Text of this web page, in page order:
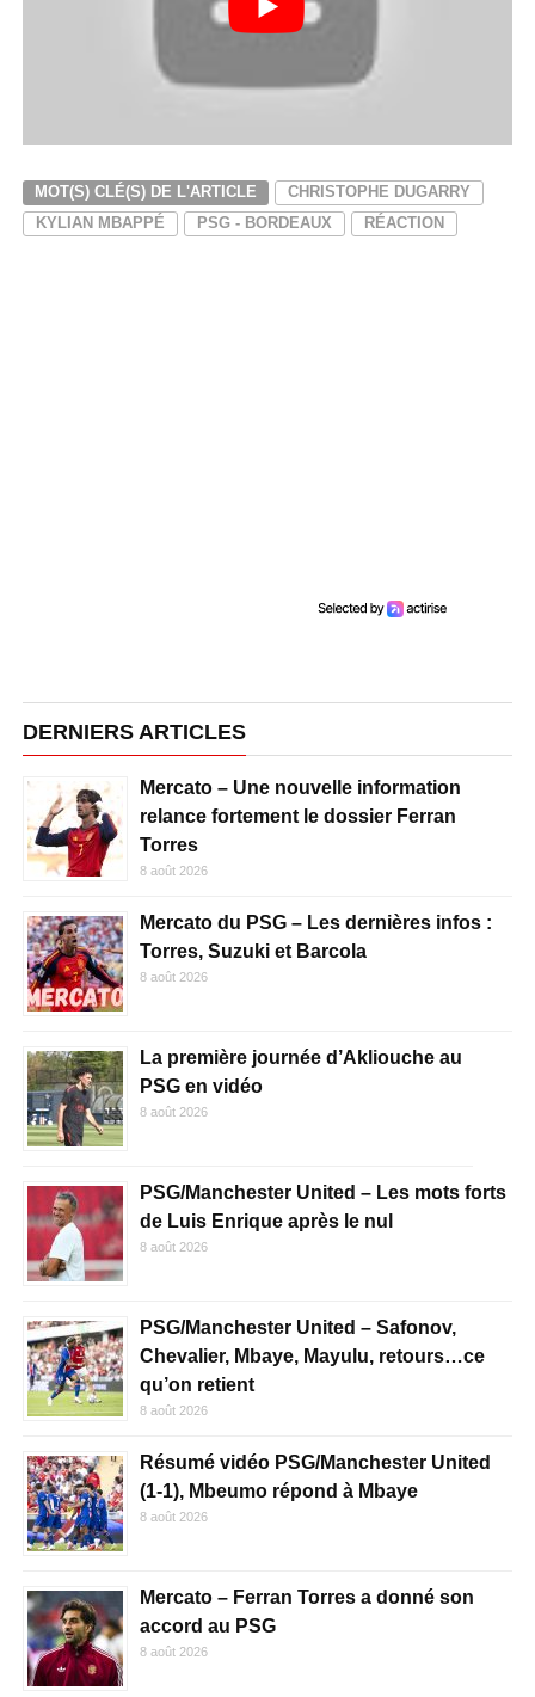
MOT(S) CLÉ(S) DE L'ARTICLE
CHRISTOPHE DUGARRY
KYLIAN MBAPPÉ
PSG - BORDEAUX RÉACTION
DERNIERS ARTICLES
Mercato – Une nouvelle information
relance fortement le dossier Ferran
Torres
8 août 2026
Mercato du PSG – Les dernières infos :
Torres, Suzuki et Barcola
8 août 2026
La première journée d’Akliouche au
PSG en vidéo
8 août 2026
PSG/Manchester United – Les mots forts
de Luis Enrique après le nul
8 août 2026
PSG/Manchester United – Safonov,
Chevalier, Mbaye, Mayulu, retours…ce
qu’on retient
8 août 2026
Résumé vidéo PSG/Manchester United
(1-1), Mbeumo répond à Mbaye
8 août 2026
Mercato – Ferran Torres a donné son
accord au PSG
8 août 2026